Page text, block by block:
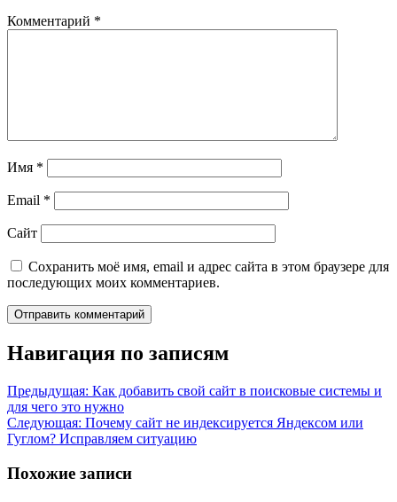
Комментарий *
Имя *
Email *
Сайт
Сохранить моё имя, email и адрес сайта в этом браузере для
последующих моих комментариев.
Навигация по записям
Предыдущая: Как добавить свой сайт в поисковые системы и
для чего это нужно
Следующая: Почему сайт не индексируется Яндексом или
Гуглом? Исправляем ситуацию
Похожие записи